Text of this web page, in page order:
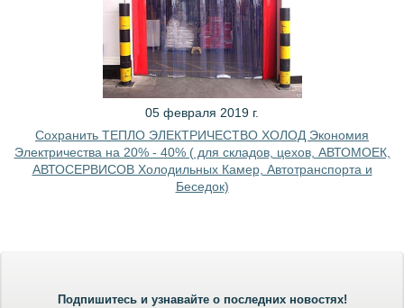
05 февраля 2019 г.
Сохранить ТЕПЛО ЭЛЕКТРИЧЕСТВО ХОЛОД Экономия
Электричества на 20% - 40% ( для складов, цехов, АВТОМОЕК,
АВТОСЕРВИСОВ Холодильных Камер, Автотранспорта и
Беседок)
Подпишитесь и узнавайте о последних новостях!